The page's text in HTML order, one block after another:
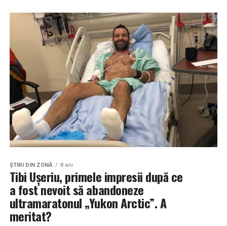
ŞTIRI DIN ZONĂ 8 ani
Tibi Ușeriu, primele impresii după ce
a fost nevoit să abandoneze
ultramaratonul „Yukon Arctic”. A
meritat?